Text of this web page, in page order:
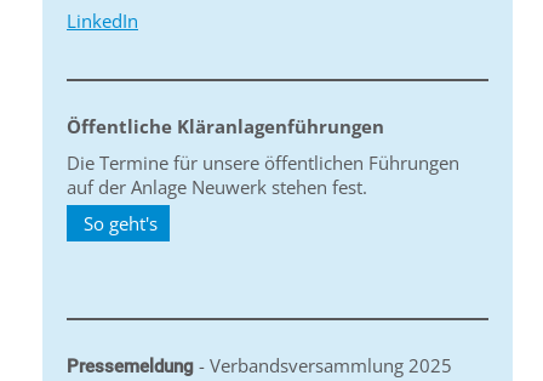
LinkedIn
Öffentliche Kläranlagenführungen
Die Termine für unsere öffentlichen Führungen
auf der Anlage Neuwerk stehen fest.
So geht's
Pressemeldung - Verbandsversammlung 2025